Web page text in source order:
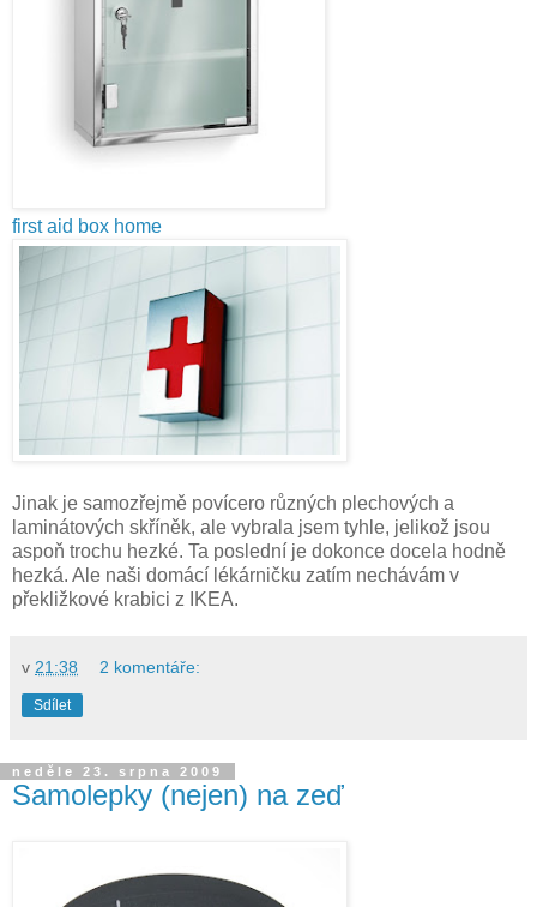
first aid box home
Jinak je samozřejmě povícero různých plechových a
laminátových skříněk, ale vybrala jsem tyhle, jelikož jsou
aspoň trochu hezké. Ta poslední je dokonce docela hodně
hezká. Ale naši domácí lékárničku zatím nechávám v
překližkové krabici z IKEA.
v 21:38 2 komentáře:
Sdílet
neděle 23. srpna 2009
Samolepky (nejen) na zeď